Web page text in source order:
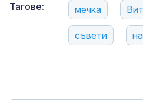
Тагове: мечка
съвети